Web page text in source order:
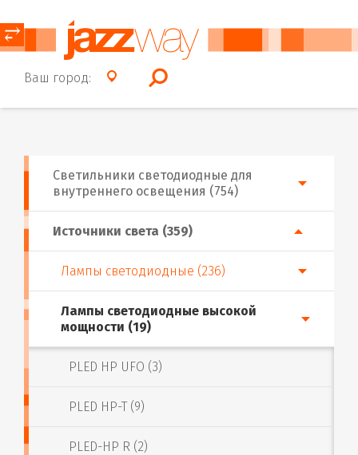
Ваш город:
⥂
Источники света (359)
Лампы светодиодные (236)
Лампы светодиодные высокой
мощности (19)
PLED HP UFO (3)
PLED HP-T (9)
PLED-HP R (2)
Светильники светодиодные для
внутреннего освещения (754)